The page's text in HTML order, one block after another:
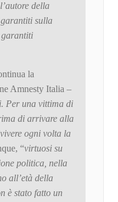
della
sulla
garantiti
la
Amnesty Italia –
Per una vittima di
di arrivare alla
ogni volta la
“virtuosi su
politica, nella
all’età della
è stato fatto un